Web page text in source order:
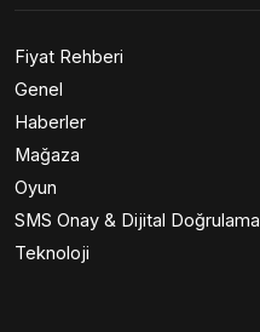
Fiyat Rehberi
Genel
Haberler
Mağaza
Oyun
SMS Onay & Dijital Doğrulama
Teknoloji